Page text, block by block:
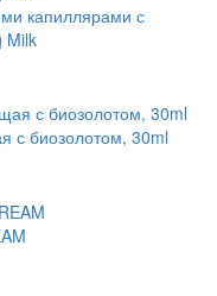
капиллярами с
Milk
с биозолотом, 30ml